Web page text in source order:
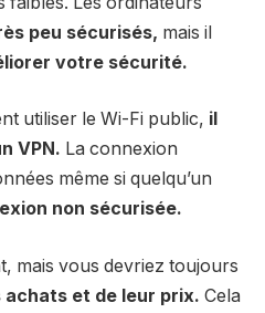
peu sécurisés, mais il
votre sécurité.
utiliser le Wi-Fi public, il
VPN. La connexion
même si quelqu’un
non sécurisée.
mais vous devriez toujours
achats et de leur prix. Cela